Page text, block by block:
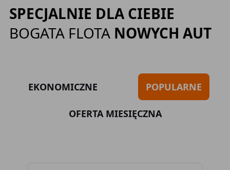
SPECJALNIE DLA CIEBIE
BOGATA FLOTA NOWYCH AUT
EKONOMICZNE POPULARNE
OFERTA MIESIĘCZNA